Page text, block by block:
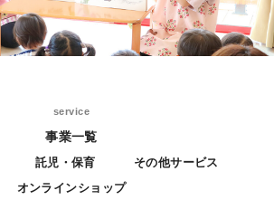
service
事業一覧
託児・保育
その他サービス
オンラインショップ